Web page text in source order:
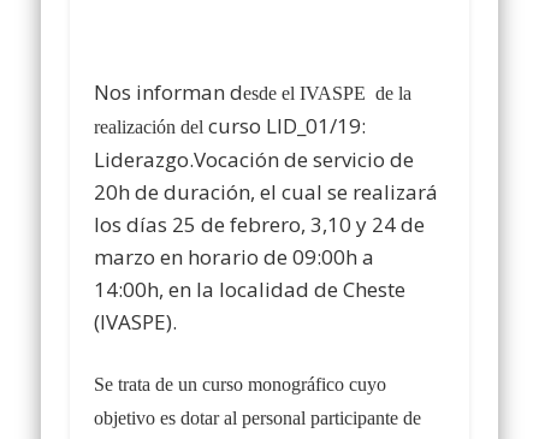
Nos informan desde el IVASPE de la
realización delcurso LID _01/19:
Liderazgo.Vocación de servicio de
20h de duración, el cual se realizará
los días 25 de febrero, 3,10 y 24 de
marzo en horariode09:00h a
14:00h, en la localidad deCheste
(IVASPE).
Se trata de un curso monográfico cuyo
objetivo es dotar al personal participante de